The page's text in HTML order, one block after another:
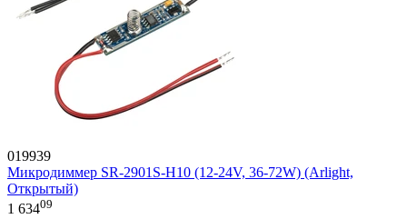
019939
Микродиммер SR-2901S-H10 (12-24V, 36-72W) (Arlight,
Открытый)
1 63409